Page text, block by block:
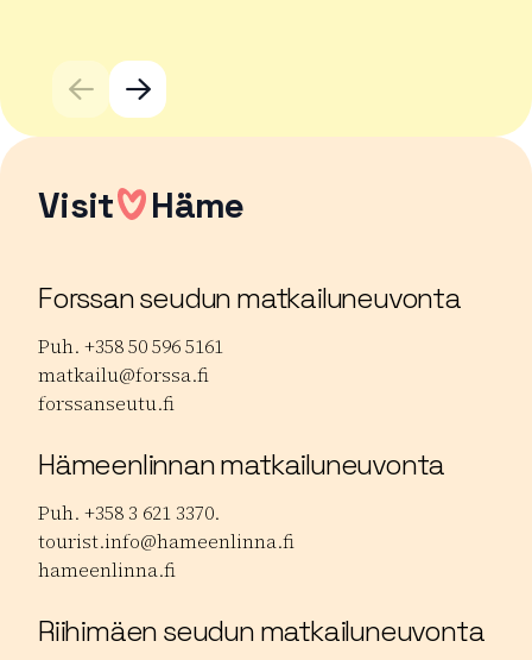
Visit Häme
Forssan seudun matkailuneuvonta
Puh. +358 50 596 5161
matkailu@forssa.fi
forssanseutu.fi
Hämeenlinnan matkailuneuvonta
Puh. +358 3 621 3370.
tourist.info@hameenlinna.fi
hameenlinna.fi
Riihimäen seudun matkailuneuvonta